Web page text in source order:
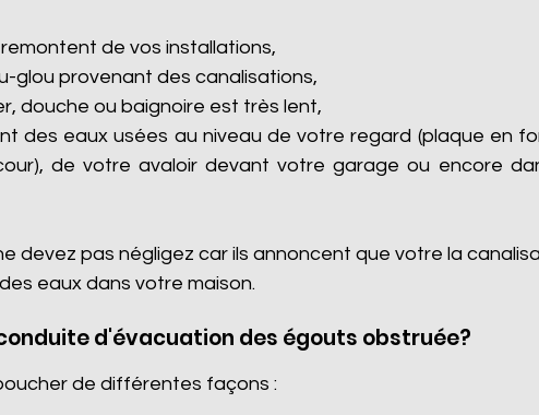
de vos installations,
glou provenant des canalisations,
douche ou baignoire est très lent,
des eaux usées au niveau de votre regard (plaque en
de votre avaloir devant votre garage ou encore
devez pas négligez car ils annoncent que votre la
eaux dans votre maison.
d'évacuation des égouts obstruée?
de différentes façons :